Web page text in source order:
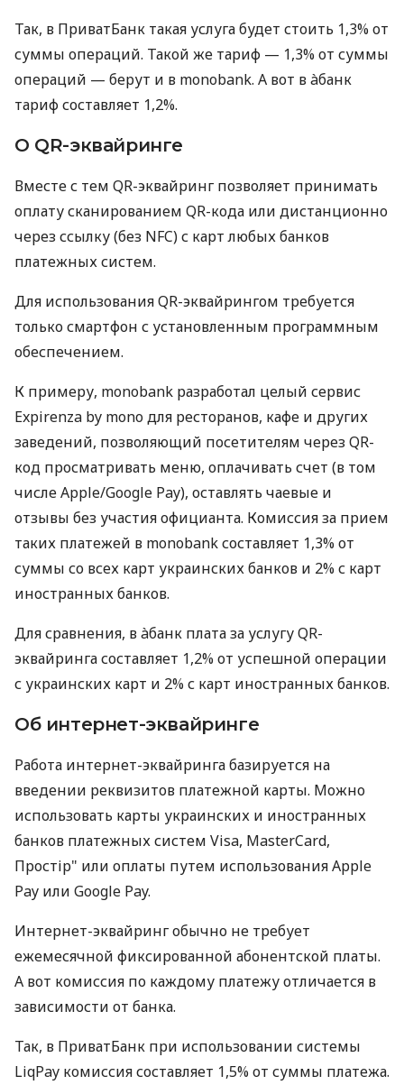
Так, в ПриватБанк такая услуга будет стоить 1,3% от
суммы операций. Такой же тариф — 1,3% от суммы
операций — берут и в monobank. А вот в àбанк
тариф составляет 1,2%.
О QR-эквайринге
Вместе с тем QR-эквайринг позволяет принимать
оплату сканированием QR-кода или дистанционно
через ссылку (без NFC) с карт любых банков
платежных систем.
Для использования QR-эквайрингом требуется
только смартфон с установленным программным
обеспечением.
К примеру, monobank разработал целый сервис
Expirenza by mono для ресторанов, кафе и других
заведений, позволяющий посетителям через QR-
код просматривать меню, оплачивать счет (в том
числе Apple/Google Pay), оставлять чаевые и
отзывы без участия официанта. Комиссия за прием
таких платежей в monobank составляет 1,3% от
суммы со всех карт украинских банков и 2% с карт
иностранных банков.
Для сравнения, в àбанк плата за услугу QR-
эквайринга составляет 1,2% от успешной операции
с украинских карт и 2% с карт иностранных банков.
Об интернет-эквайринге
Работа интернет-эквайринга базируется на
введении реквизитов платежной карты. Можно
использовать карты украинских и иностранных
банков платежных систем Visa, MasterCard,
Простір" или оплаты путем использования Apple
Pay или Google Pay.
Интернет-эквайринг обычно не требует
ежемесячной фиксированной абонентской платы.
А вот комиссия по каждому платежу отличается в
зависимости от банка.
Так, в ПриватБанк при использовании системы
LiqPay комиссия составляет 1,5% от суммы платежа.